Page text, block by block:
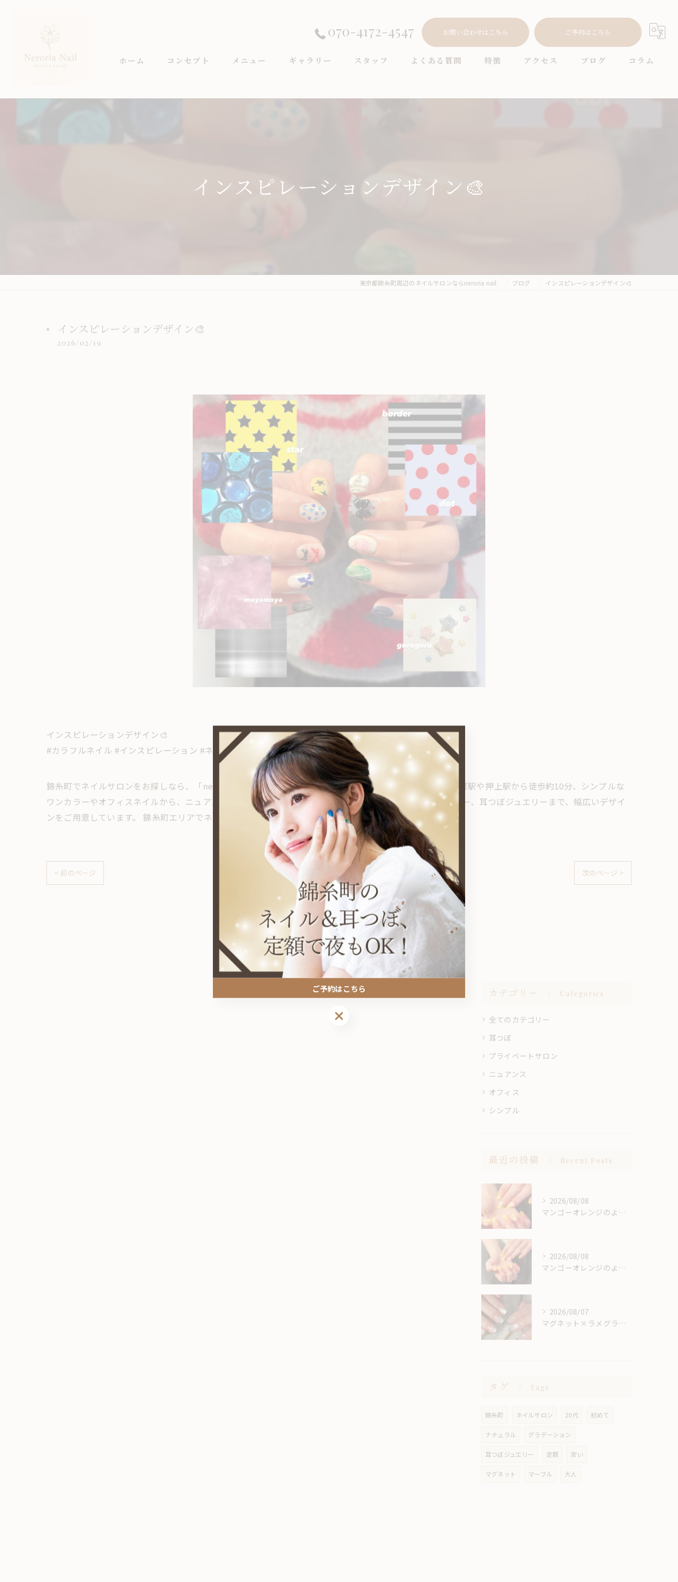
070-4172-4547 お問い合わせはこちら ご予約はこちら
ホーム コンセプト メニュー ギャラリー スタッフ よくある質問 特徴 アクセス ブログ コラム
インスピレーションデザイン🎨
東京都錦糸町周辺のネイルサロンならneroria nail ブログ インスピレーションデザイン🎨
インスピレーションデザイン🎨
2026/02/19
インスピレーションデザイン🎨
#カラフルネイル #インスピレーション #ネイル #東京 #錦糸町
錦糸町でネイルサロンをお探しなら、「neroria nail（ネロリアネイル）」へどうぞ！ 東京都墨田区の錦糸町駅や押上駅から徒歩約10分、シンプルな
ワンカラーやオフィスネイルから、ニュアンスネイル、ラメグラデーション、マグネット、オーロラ、ミラー、耳つぼジュエリーまで、幅広いデザイ
ンをご用意しています。 錦糸町エリアでネイルサロンをお探しの方は、ぜひお問い合わせください！
< 前のページ 一覧に戻る 次のページ >
関連タグ
#錦糸町
カテゴリー Categories
全てのカテゴリー
耳つぼ
プライベートサロン
ニュアンス
オフィス
シンプル
最近の投稿 Recent Posts
2026/08/08
マンゴーオレンジのようなカラー🥭‪🧡‬‪
2026/08/08
マンゴーオレンジのようなカラー🥭‪🧡‬‪
2026/08/07
マグネット×ラメグラベースにスキニーフレンチ🖤🎶
タグ Tags
錦糸町 ネイルサロン 20代 初めて
ナチュラル グラデーション
耳つぼジュエリー 定額 安い
マグネット マーブル 大人
ご予約はこちら
ご予約はこちら